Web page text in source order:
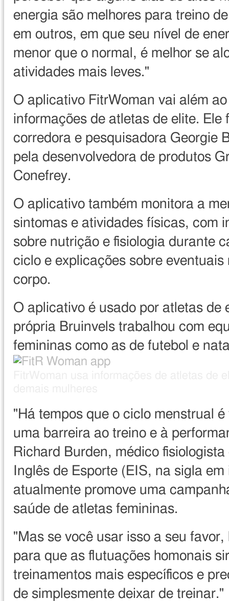
energia são melhores para treino
em outros, em que seu nível de
menor que o normal, é melhor se
atividades mais leves."
O aplicativo FitrWoman vai além
informações de atletas de elite. Ele
corredora e pesquisadora Georgie
pela desenvolvedora de produtos
Conefrey.
O aplicativo também monitora a
sintomas e atividades físicas, com
sobre nutrição e fisiologia durante
ciclo e explicações sobre eventuais
corpo.
O aplicativo é usado por atletas de
própria Bruinvels trabalhou com
femininas como as de futebol e
"Há tempos que o ciclo menstrual é
uma barreira ao treino e à
Richard Burden, médico
Inglês de Esporte (EIS, na sigla
atualmente promove uma
saúde de atletas femininas.
"Mas se você usar isso a seu favor,
para que as flutuações homonais
treinamentos mais específicos e
de simplesmente deixar de treinar."